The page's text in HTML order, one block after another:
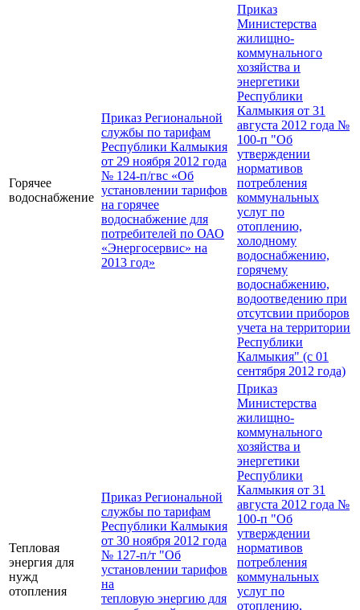
Горячее
водоснабжение
Приказ Региональной
службы по тарифам
Республики Калмыкия
от 29 ноября 2012 года
№ 124-п/гвс «Об
установлении тарифов
на горячее
водоснабжение для
потребителей по ОАО
«Энергосервис» на
2013 год»
Приказ
Министерства
жилищно-
коммунального
хозяйства и
энергетики
Республики
Калмыкия от 31
августа 2012 года №
100-п "Об
утверждении
нормативов
потребления
коммунальных
услуг по
отоплению,
холодному
водоснабжению,
горячему
водоснабжению,
водоотведению при
отсутсвии приборов
учета на территории
Республики
Калмыкия" (с 01
сентября 2012 года)
Тепловая
энергия для
нужд
отопления
Приказ Региональной
службы по тарифам
Республики Калмыкия
от 30 ноября 2012 года
№ 127-п/т "Об
установлении тарифов
на
тепловую энергию для
Приказ
Министерства
жилищно-
коммунального
хозяйства и
энергетики
Республики
Калмыкия от 31
августа 2012 года №
100-п "Об
утверждении
нормативов
потребления
коммунальных
услуг по
отоплению,